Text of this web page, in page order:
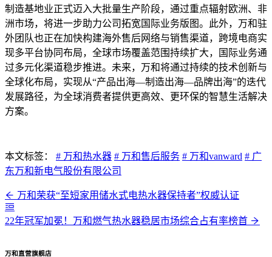
制造基地业正式迈入大批量生产阶段，通过重点辐射欧洲、非
洲市场，将进一步助力公司拓宽国际业务版图。此外，万和驻
外团队也正在加快构建海外售后网络与销售渠道，跨境电商实
现多平台协同布局，全球市场覆盖范围持续扩大，国际业务通
过多元化渠道稳步推进。未来，万和将通过持续的技术创新与
全球化布局，实现从“产品出海—制造出海—品牌出海”的迭代
发展路径，为全球消费者提供更高效、更环保的智慧生活解决
方案。
本文标签： # 万和热水器 # 万和售后服务 # 万和vanward # 广
东万和新电气股份有限公司
万和荣获“至短家用储水式电热水器保持者”权威认证
22年冠军加冕！万和燃气热水器稳居市场综合占有率榜首
万和直营旗舰店